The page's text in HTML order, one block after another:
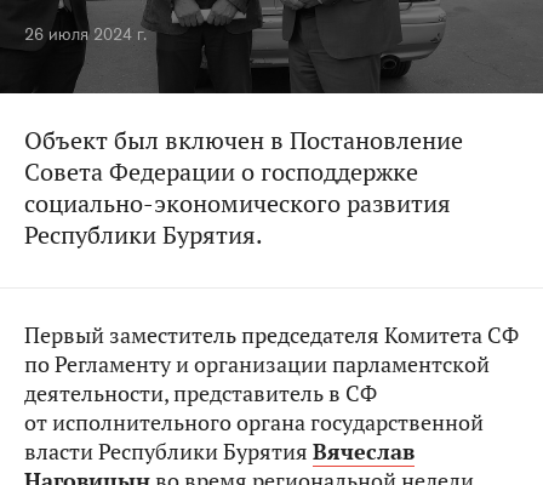
26 июля 2024 г.
Объект был включен в Постановление
Совета Федерации о господдержке
социально-экономического развития
Республики Бурятия.
Первый заместитель председателя Комитета СФ
по Регламенту и организации парламентской
деятельности, представитель в СФ
от исполнительного органа государственной
власти Республики Бурятия Вячеслав